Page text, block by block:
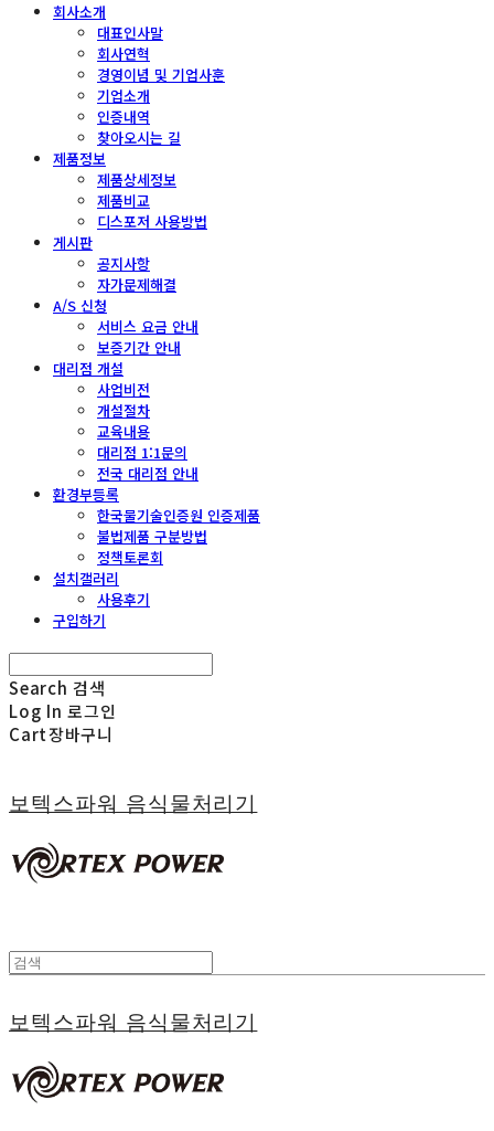
회사소개
대표인사말
회사연혁
경영이념 및 기업사훈
기업소개
인증내역
찾아오시는 길
제품정보
제품상세정보
제품비교
디스포저 사용방법
게시판
공지사항
자가문제해결
A/S 신청
서비스 요금 안내
보증기간 안내
대리점 개설
사업비전
개설절차
교육내용
대리점 1:1문의
전국 대리점 안내
환경부등록
한국물기술인증원 인증제품
불법제품 구분방법
정책토론회
설치갤러리
사용후기
구입하기
Search 검색
Log In 로그인
Cart장바구니
보텍스파워 음식물처리기
보텍스파워 음식물처리기